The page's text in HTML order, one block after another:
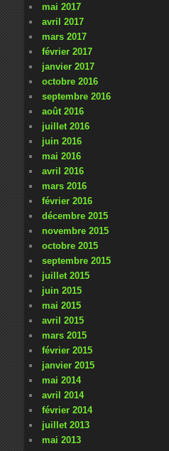
mai 2017
avril 2017
mars 2017
février 2017
janvier 2017
octobre 2016
septembre 2016
août 2016
juillet 2016
juin 2016
mai 2016
avril 2016
mars 2016
février 2016
décembre 2015
novembre 2015
octobre 2015
septembre 2015
juillet 2015
juin 2015
mai 2015
avril 2015
mars 2015
février 2015
janvier 2015
mai 2014
avril 2014
février 2014
juillet 2013
mai 2013